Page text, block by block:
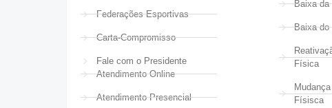
Federações Esportivas
Carta-Compromisso
Fale com o Presidente
Atendimento Online
Atendimento Presencial
Baixa da
Baixa do
Física
Físisca